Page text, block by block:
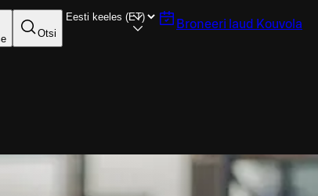
Otsi
Broneeri laud Kouvola